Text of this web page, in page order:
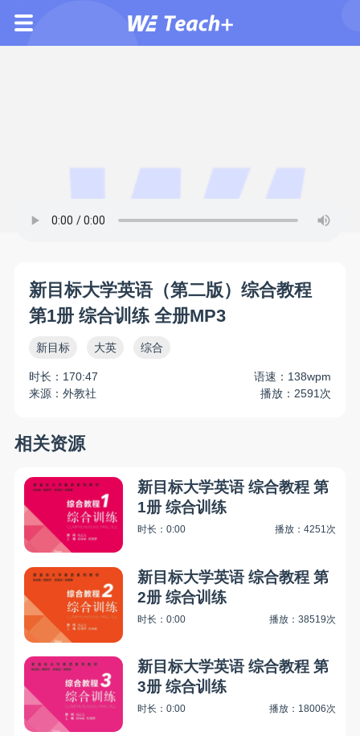
新目标大学英语（第二版）综合教程
第1册 综合训练 全册MP3
新目标 大英 综合
时长：170:47
语速：138wpm
来源：外教社
播放：2591次
相关资源
新目标大学英语 综合教程 第
1册 综合训练
时长：0:00 播放：4251次
新目标大学英语 综合教程 第
2册 综合训练
时长：0:00 播放：38519次
新目标大学英语 综合教程 第
3册 综合训练
时长：0:00 播放：18006次